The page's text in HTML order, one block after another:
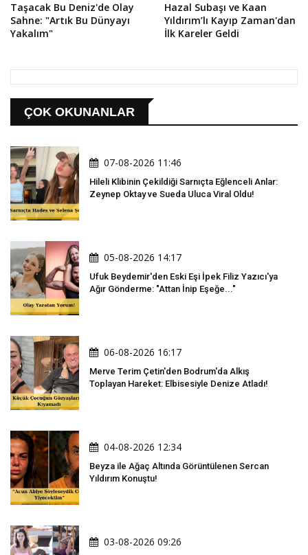
Taşacak Bu Deniz'de Olay
Sahne: "Artık Bu Dünyayı
Yakalım"
Hazal Subaşı ve Kaan
Yıldırım’lı Kayıp Zaman'dan
İlk Kareler Geldi
ÇOK OKUNANLAR
07-08-2026 11:46
Hileli Klibinin Çekildiği Sarnıçta Eğlenceli Anlar:
Zeynep Oktay ve Sueda Uluca Viral Oldu!
05-08-2026 14:17
Ufuk Beydemir'den Eski Eşi İpek Filiz Yazıcı'ya
Ağır Gönderme: "Attan İnip Eşeğe..."
06-08-2026 16:17
Merve Terim Çetin'den Bodrum'da Alkış
Toplayan Hareket: Elbisesiyle Denize Atladı!
04-08-2026 12:34
Beyza ile Ağaç Altında Görüntülenen Sercan
Yıldırım Konuştu!
03-08-2026 09:26